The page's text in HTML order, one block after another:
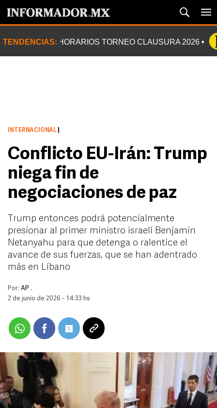
TENDENCIAS: HORARIOS TORNEO CLAUSURA 2026
INTERNACIONAL
Conflicto EU-Irán: Trump
niega fin de
negociaciones de paz
Trump entonces podrá potencialmente
presionar al primer ministro israelí Benjamin
Netanyahu para que detenga o ralentice el
avance de sus fuerzas, que se han adentrado
más en Líbano
Por: AP .
2 de junio de 2026 - 14:33 hs